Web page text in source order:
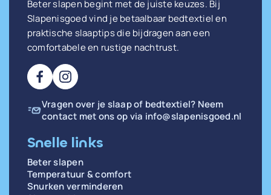
Beter slapen begint met de juiste keuzes. Bij
Slapenisgoed vind je betaalbaar bedtextiel en
praktische slaaptips die bijdragen aan een
comfortabele en rustige nachtrust.
Vragen over je slaap of bedtextiel? Neem
contact met ons op via info@slapenisgoed.nl
Snelle links
Beter slapen
Temperatuur & comfort
Snurken verminderen